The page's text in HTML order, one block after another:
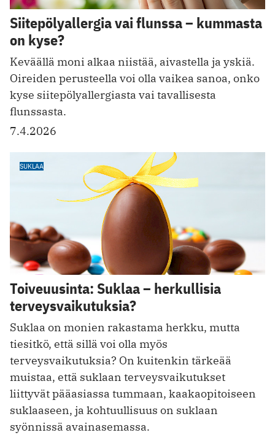
Siitepölyallergia vai flunssa – kummasta
on kyse?
Keväällä moni alkaa niistää, aivastella ja yskiä.
Oireiden perusteella voi olla vaikea sanoa, onko
kyse siitepölyallergiasta vai tavallisesta
flunssasta.
7.4.2026
SUKLAA
Toiveuusinta: Suklaa – herkullisia
terveysvaikutuksia?
Suklaa on monien rakastama herkku, mutta
tiesitkö, että sillä voi olla myös
terveysvaikutuksia? On kuitenkin tärkeää
muistaa, että suklaan terveysvaikutukset
liittyvät pääasiassa tummaan, kaakaopitoiseen
suklaaseen, ja kohtuullisuus on suklaan
syönnissä avainasemassa.